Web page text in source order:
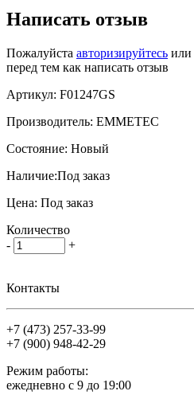
Написать отзыв
Пожалуйста авторизируйтесь или
перед тем как написать отзыв
Артикул: F01247GS
Производитель: EMMETEC
Состояние: Новый
Наличие:Под заказ
Цена: Под заказ
Количество
-
+
Контакты
+7 (473) 257-33-99
+7 (900) 948-42-29
Режим работы:
ежедневно с 9 до 19:00